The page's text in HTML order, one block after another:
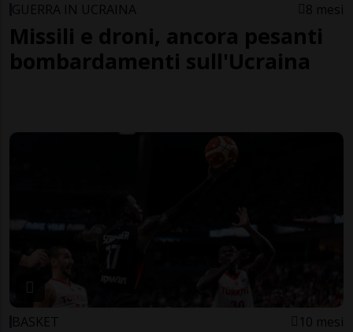
GUERRA IN UCRAINA 8 mesi
Missili e droni, ancora pesanti
bombardamenti sull'Ucraina
BASKET 10 mesi